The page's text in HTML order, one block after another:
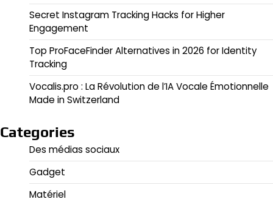
Secret Instagram Tracking Hacks for Higher
Engagement
Top ProFaceFinder Alternatives in 2026 for Identity
Tracking
Vocalis.pro : La Révolution de l’IA Vocale Émotionnelle
Made in Switzerland
Categories
Des médias sociaux
Gadget
Matériel